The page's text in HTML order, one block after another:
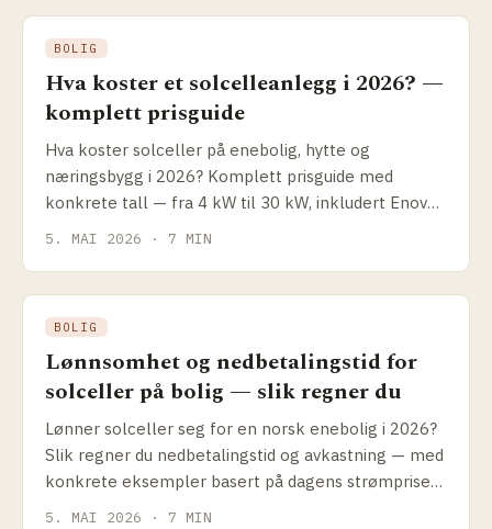
BOLIG
Hva koster et solcelleanlegg i 2026? —
komplett prisguide
Hva koster solceller på enebolig, hytte og
næringsbygg i 2026? Komplett prisguide med
konkrete tall — fra 4 kW til 30 kW, inkludert Enova-
støtte og hvordan du sammenligner tilbud.
5. MAI 2026 · 7 MIN
BOLIG
Lønnsomhet og nedbetalingstid for
solceller på bolig — slik regner du
Lønner solceller seg for en norsk enebolig i 2026?
Slik regner du nedbetalings­tid og avkastning — med
konkrete eksempler basert på dagens strømpriser,
Enova-støtte og anleggspriser.
5. MAI 2026 · 7 MIN